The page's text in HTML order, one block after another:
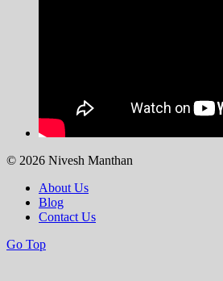
© 2026 Nivesh Manthan
About Us
Blog
Contact Us
Go Top